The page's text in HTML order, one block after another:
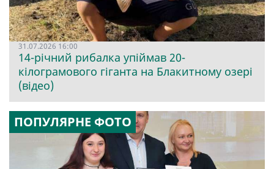
31.07.2026 16:00
14-річний рибалка упіймав 20-
кілограмового гіганта на Блакитному озері
(відео)
ПОПУЛЯРНЕ ФОТО